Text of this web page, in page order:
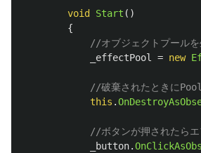
void Start ()
{
//オブジェクトプールを
_effectPool = new
//破棄されたときに
this .
//ボタンが押されたら
_button.